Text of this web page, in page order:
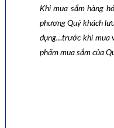
Khi mua sắm hàng
phương Quý khách
dụng…trước khi mua
phẩm mua sắm của